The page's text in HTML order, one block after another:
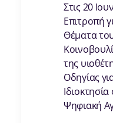
Στις 20
Επιτροπή
Θέματα
της
Οδηγίας
Ψηφιακή